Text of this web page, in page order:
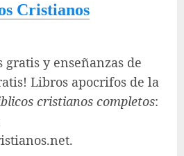
Cristianos
y enseñanzas de
Libros apocrifos de la
cristianos completos: